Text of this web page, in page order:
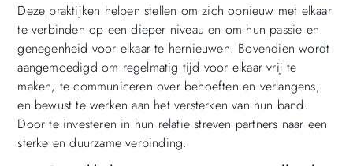
Deze praktijken helpen stellen om zich opnieuw met elkaar
te verbinden op een dieper niveau en om hun passie en
genegenheid voor elkaar te hernieuwen. Bovendien wordt
aangemoedigd om regelmatig tijd voor elkaar vrij te
maken, te communiceren over behoeften en verlangens,
en bewust te werken aan het versterken van hun band.
Door te investeren in hun relatie streven partners naar een
sterke en duurzame verbinding.